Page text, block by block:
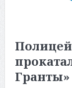
Гранты»